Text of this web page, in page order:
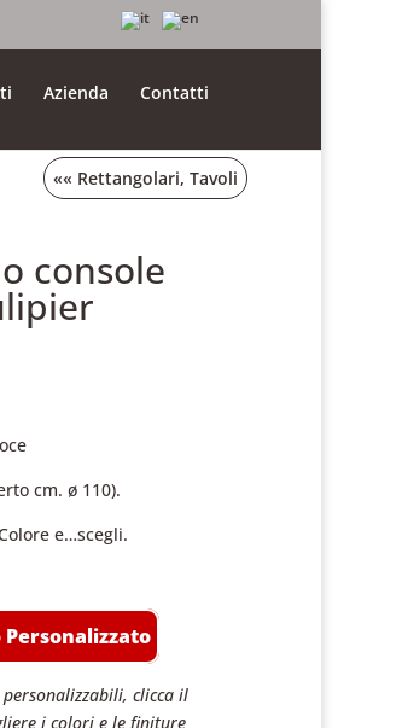
Azienda Contatti
«« Rettangolari,Tavoli
console
cm. ø 110).
e…scegli.
clicca il
i colori e le finiture